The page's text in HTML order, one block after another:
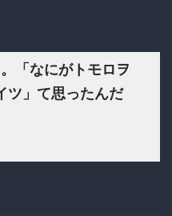
「なにがトモロヲ
ツ」て思ったんだ